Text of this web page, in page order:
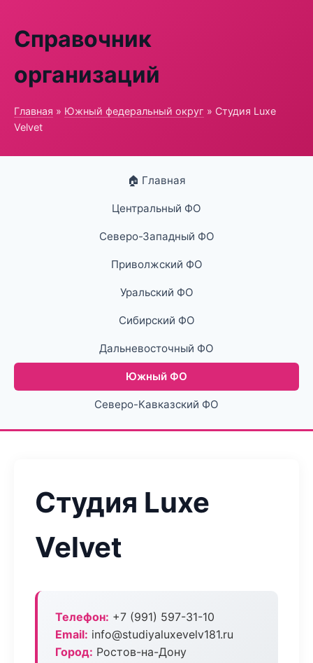
Справочник
организаций
Главная » Южный федеральный округ » Студия Luxe
Velvet
🏠 Главная
Центральный ФО
Северо-Западный ФО
Приволжский ФО
Уральский ФО
Сибирский ФО
Дальневосточный ФО
Южный ФО
Северо-Кавказский ФО
Студия Luxe
Velvet
Телефон: +7 (991) 597-31-10
Email: info@studiyaluxevelv181.ru
Город: Ростов-на-Дону